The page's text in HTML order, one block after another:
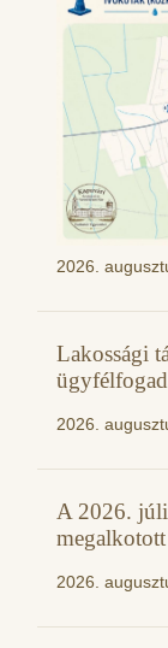
2026.
Lakossági
2026.
A 2026.
2026.